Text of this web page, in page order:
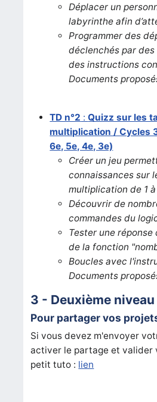
Déplacer un
labyrinthe afin
Programmer des
déclenchés par des
des instructions
Documents
TD n°2 :Quizz sur les
multiplication / Cycles
6e, 5e, 4e, 3e)
Créer un jeu
connaissances sur
multiplication de 1 à
Découvrir de
commandes du
Tester une réponse
de la fonction
Boucles avec
Documents
3 - Deuxième
Pour partager vos
Si vous devez m'envoyer
activer le partage et valider
petit tuto : lien